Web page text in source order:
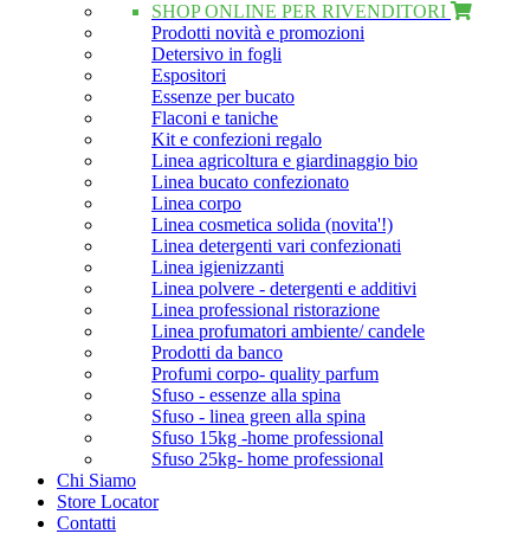
SHOP ONLINE PER RIVENDITORI
Prodotti novità e promozioni
Detersivo in fogli
Espositori
Essenze per bucato
Flaconi e taniche
Kit e confezioni regalo
Linea agricoltura e giardinaggio bio
Linea bucato confezionato
Linea corpo
Linea cosmetica solida (novita'!)
Linea detergenti vari confezionati
Linea igienizzanti
Linea polvere - detergenti e additivi
Linea professional ristorazione
Linea profumatori ambiente/ candele
Prodotti da banco
Profumi corpo- quality parfum
Sfuso - essenze alla spina
Sfuso - linea green alla spina
Sfuso 15kg -home professional
Sfuso 25kg- home professional
Chi Siamo
Store Locator
Contatti